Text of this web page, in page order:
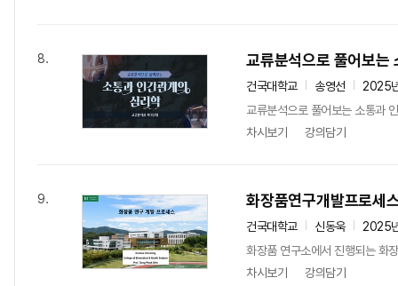
8. 교류분석으로 풀어보는
건국대학교 송영선
2025
교류분석으로 풀어보는 소통과
차시보기
강의담기
9. 화장품연구개발프로세
건국대학교 신동욱
2025
화장품 연구소에서 진행되는 화
차시보기
강의담기